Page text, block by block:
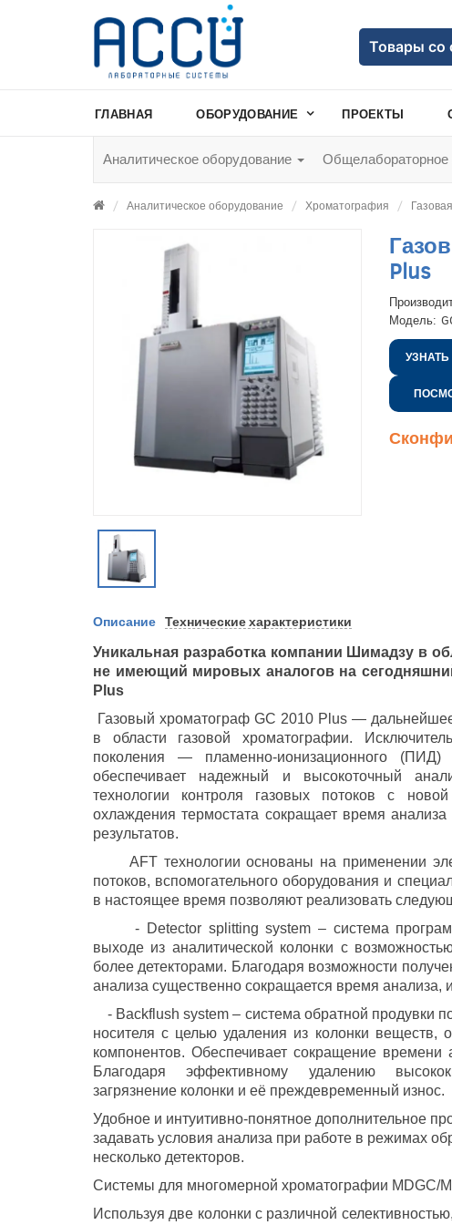
Товары со
ГЛАВНАЯ ОБОРУДОВАНИЕ ПРОЕКТЫ
Аналитическое оборудование Общелабораторное
Аналитическое оборудование Хроматография
Plus
Модель:
УЗНАТЬ
Описание Технические характеристики
Уникальная разработка компании Шимадзу в
не имеющий мировых аналогов на
Plus
Газовый хроматограф GС 2010 Plus —
в области газовой хроматографии.
поколения — пламенно-ионизационного
обеспечивает надежный и высокоточный
технологии контроля газовых потоков с
охлаждения термостата сокращает время
результатов.
AFT технологии основаны на применении
потоков, вспомогательного оборудования и
в настоящее время позволяют реализовать
- Detector splitting system – система
выходе из аналитической колонки с
более детекторами. Благодаря возможности
анализа существенно сокращается время анализа,
- Backflush system – система обратной продувки
носителя с целью удаления из колонки веществ,
компонентов. Обеспечивает сокращение времени
Благодаря эффективному удалению
загрязнение колонки и её преждевременный износ.
Удобное и интуитивно-понятное дополнительное
задавать условия анализа при работе в режимах
несколько детекторов.
Системы для многомерной хроматографии MDGC/
Используя две колонки с различной